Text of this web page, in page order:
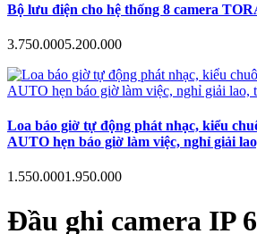
Bộ lưu điện cho hệ thống 8 camera
3.750.0005.200.000
Loa báo giờ tự động phát nhạc, kiểu
AUTO hẹn báo giờ làm việc, nghỉ giải
1.550.0001.950.000
Đầu ghi camera IP